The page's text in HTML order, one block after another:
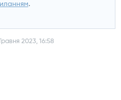
.
2023, 16:58